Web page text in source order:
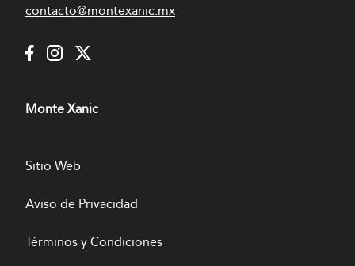
contacto@montexanic.mx
Monte Xanic
Sitio Web
Aviso de Privacidad
Términos y Condiciones